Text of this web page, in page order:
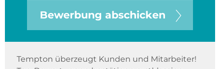
Bewerbung abschicken
Tempton überzeugt Kunden und Mitarbeiter!